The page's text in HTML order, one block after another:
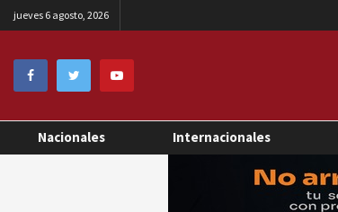
jueves 6 agosto, 2026
Nacionales Internacionales